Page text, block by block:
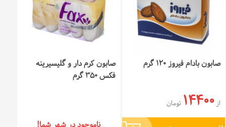
صابون بادام فیروز 120 گرم
از14400 تومان
صابون کرم دار و گلیسیرینه
فکس 350 گرم